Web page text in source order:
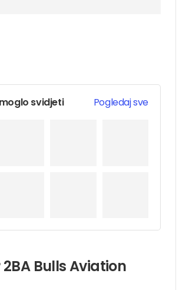
svidjeti Pogledaj sve
Bulls Aviation